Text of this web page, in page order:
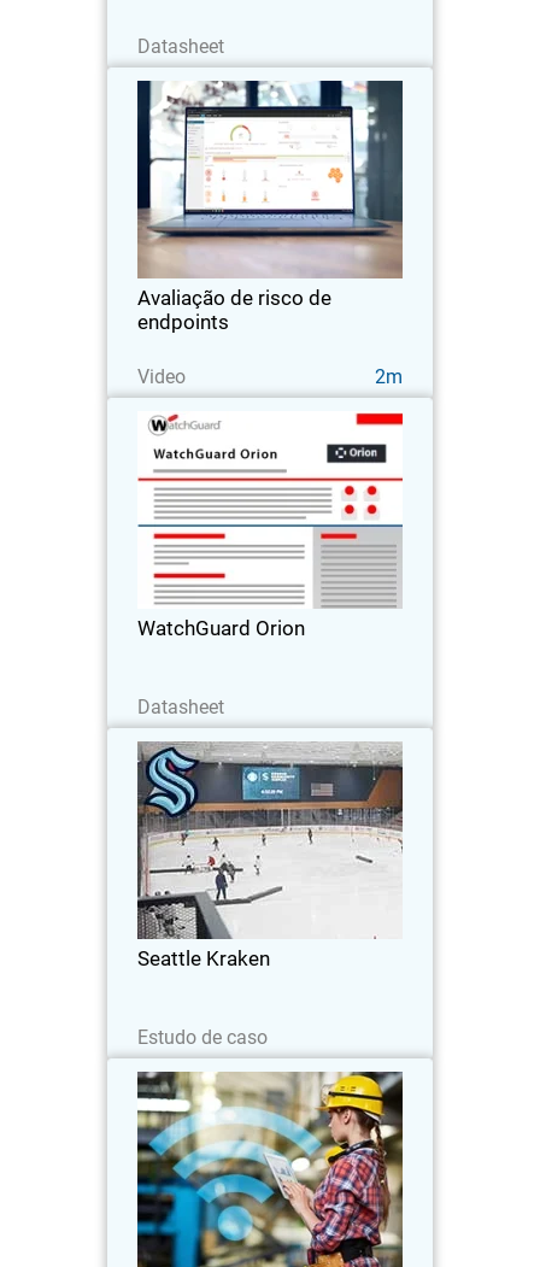
Datasheet
Avaliação de risco de
endpoints
Video 2m
Avaliação de risco de endpoints
Compreenda a importância de realizar
avaliações de segurança eficazes com
a Avaliação de risco de endpoints e
aprimore a postura de segurança de
seus clientes.
WatchGuard Orion
Datasheet
WatchGuard Orion
Amplie as funcionalidades do seu SOC
com o WatchGuard Orion, uma solução
nativa da nuvem projetada para
otimizar as operações de segurança.
Seattle Kraken
Estudo de caso
Seattle Kraken
Seattle Kraken Fortalece a Ciberdefesa
com a Plataforma de Segurança
Unificada® da WatchGuard
Folheto da WatchGuard: Wi-Fi
Simplificado no WatchGuard
Cloud
Veja como é fácil implantar, gerenciar e
gerar relatórios em diversas
experiências sem fio com nossos
access points de Wi-Fi 6 Seguro e com o